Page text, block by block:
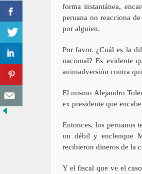
forma instantánea,
peruana no reacciona
por alguien.
Por favor. ¿Cuál es la
nacional? Es evidente
animadversión contra
El mismo Alejandro
ex presidente que
Entonces, los peruanos
un débil y enclenque
recibieron dineros de la
Y el fiscal que ve el